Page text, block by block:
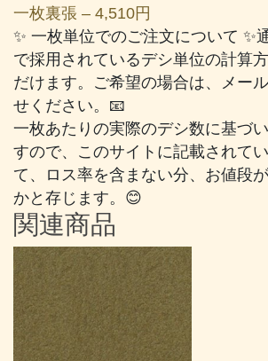
一枚裏張 – 4,510円
✨ 一枚単位でのご注文について ✨
で採用されているデシ単位の計算
だけます。ご希望の場合は、メー
せください。📧
一枚あたりの実際のデシ数に基づ
すので、このサイトに記載されて
て、ロス率を含まない分、お値段
かと存じます。😊
関連商品